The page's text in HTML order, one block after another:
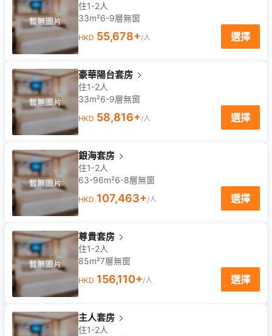
住1-2人
33m²6-9層無窗
HKD 55,678+/人 選擇
豪華陽台套房
住1-2人
33m²6-9層無窗
HKD 58,816+/人 選擇
銀海套房
住1-2人
63-96m²6-8層無窗
HKD 107,463+/人 選擇
尊貴套房
住1-2人
85m²7層無窗
HKD 156,110+/人 選擇
主人套房
住1-2人